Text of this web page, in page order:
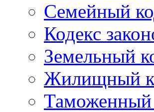
Семейный
Кодекс
Земельный
Жилищный
Таможенный